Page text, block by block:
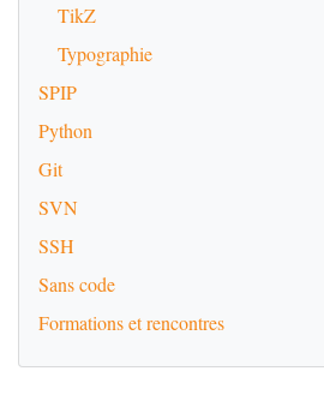
TikZ
Typographie
SPIP
Python
Git
SVN
SSH
Sans code
Formations et rencontres